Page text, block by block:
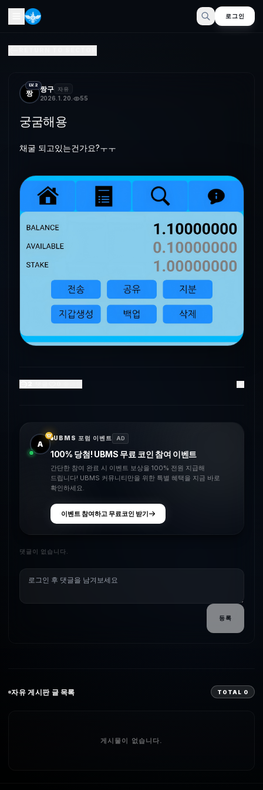
로그인
짱
LV.2 짱구 자유
2026. 1. 20. 55
궁굼해용
채굴 되고있는건가요?ㅜㅜ
A
UBMS 포럼 이벤트 AD
100% 당첨! UBMS 무료 코인 참여 이벤트
간단한 참여 완료 시 이벤트 보상을 100% 전원 지급해
드립니다! UBMS 커뮤니티만을 위한 특별 혜택을 지금 바로
확인하세요.
이벤트 참여하고 무료코인 받기
댓글이 없습니다.
등록
자유 게시판 글 목록 TOTAL 0
게시물이 없습니다.